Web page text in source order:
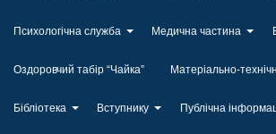
Психологічна служба Медична частина
Оздоровчий табір “Чайка” Матеріально-
Бібліотека Вступнику Публічна